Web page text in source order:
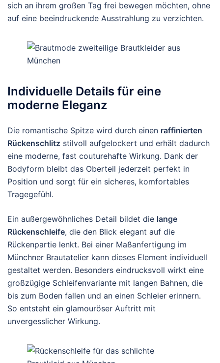
sich an ihrem großen Tag frei bewegen möchten, ohne
auf eine beeindruckende Ausstrahlung zu verzichten.
Individuelle Details für eine
moderne Eleganz
Die romantische Spitze wird durch einen raffinierten
Rückenschlitz stilvoll aufgelockert und erhält dadurch
eine moderne, fast couturehafte Wirkung. Dank der
Bodyform bleibt das Oberteil jederzeit perfekt in
Position und sorgt für ein sicheres, komfortables
Tragegefühl.
Ein außergewöhnliches Detail bildet die lange
Rückenschleife, die den Blick elegant auf die
Rückenpartie lenkt. Bei einer Maßanfertigung im
Münchner Brautatelier kann dieses Element individuell
gestaltet werden. Besonders eindrucksvoll wirkt eine
großzügige Schleifenvariante mit langen Bahnen, die
bis zum Boden fallen und an einen Schleier erinnern.
So entsteht ein glamouröser Auftritt mit
unvergesslicher Wirkung.